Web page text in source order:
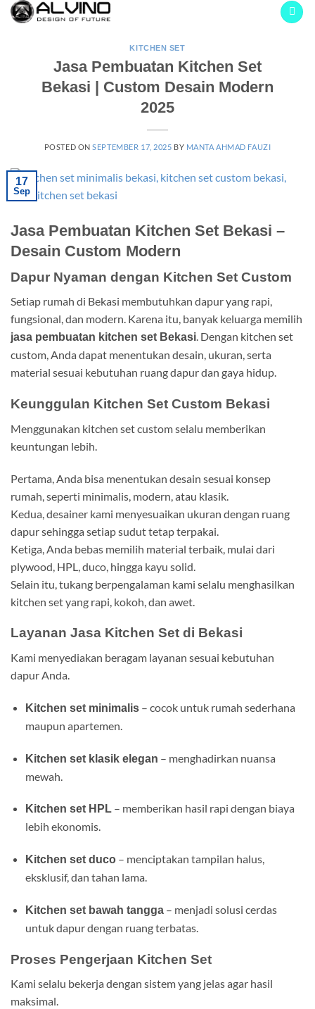
Skip
KITCHEN SET
Jasa Pembuatan Kitchen Set
Bekasi | Custom Desain Modern
2025
POSTED ONSEPTEMBER 17, 2025 BY MANTA AHMAD FAUZI
17
Sep
Jasa Pembuatan Kitchen Set Bekasi –
Desain Custom Modern
Dapur Nyaman dengan Kitchen Set Custom
Setiap rumah di Bekasi membutuhkan dapur yang rapi,
fungsional, dan modern. Karena itu, banyak keluarga memilih
jasa pembuatan kitchen set Bekasi. Dengan kitchen set
custom, Anda dapat menentukan desain, ukuran, serta
material sesuai kebutuhan ruang dapur dan gaya hidup.
Keunggulan Kitchen Set Custom Bekasi
Menggunakan kitchen set custom selalu memberikan
keuntungan lebih.
Pertama, Anda bisa menentukan desain sesuai konsep
rumah, seperti minimalis, modern, atau klasik.
Kedua, desainer kami menyesuaikan ukuran dengan ruang
dapur sehingga setiap sudut tetap terpakai.
Ketiga, Anda bebas memilih material terbaik, mulai dari
plywood, HPL, duco, hingga kayu solid.
Selain itu, tukang berpengalaman kami selalu menghasilkan
kitchen set yang rapi, kokoh, dan awet.
Layanan Jasa Kitchen Set di Bekasi
Kami menyediakan beragam layanan sesuai kebutuhan
dapur Anda.
Kitchen set minimalis– cocok untuk rumah sederhana
maupun apartemen.
Kitchen set klasik elegan – menghadirkan nuansa
mewah.
Kitchen set HPL– memberikan hasil rapi dengan biaya
lebih ekonomis.
Kitchen set duco– menciptakan tampilan halus,
eksklusif, dan tahan lama.
Kitchen set bawah tangga– menjadi solusi cerdas
untuk dapur dengan ruang terbatas.
Proses Pengerjaan Kitchen Set
Kami selalu bekerja dengan sistem yang jelas agar hasil
maksimal.